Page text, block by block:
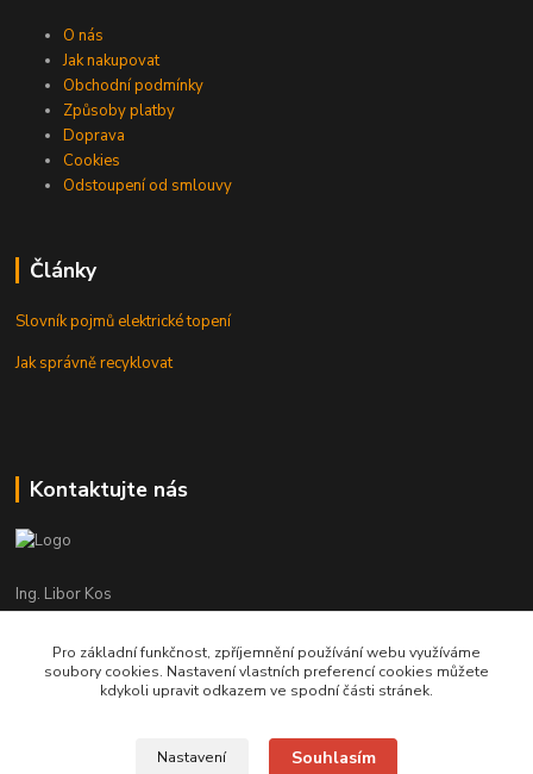
O nás
Jak nakupovat
Obchodní podmínky
Způsoby platby
Doprava
Cookies
Odstoupení od smlouvy
Články
Slovník pojmů elektrické topení
Jak správně recyklovat
Kontaktujte nás
Ing. Libor Kos
+420 601 555 225
(Po-Pá: 8-17:00 hod.)
info@infrasystemy.cz
Pro základní funkčnost, zpříjemnění používání webu využíváme
soubory cookies. Nastavení vlastních preferencí cookies můžete
kdykoli upravit odkazem ve spodní části stránek.
Nastavení Souhlasím